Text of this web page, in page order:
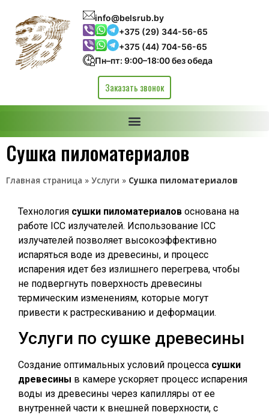
info@belsrub.by
+375 (29) 344-56-65
+375 (44) 704-56-65
Пн–пт: 9:00–18:00 без обеда
Заказать звонок
Сушка пиломатериалов
Главная страница » Услуги » Сушка пиломатериалов
Технология сушки пиломатериалов основана на
работе ICC излучателей. Использование ICC
излучателей позволяет высокоэффективно
испаряться воде из древесины, и процесс
испарения идет без излишнего перегрева, чтобы
не подвергнуть поверхность древесины
термическим изменениям, которые могут
привести к растрескиванию и деформации.
Услуги по сушке древесины
Создание оптимальных условий процесса сушки
древесины в камере ускоряет процесс испарения
воды из древесины через капилляры от ее
внутренней части к внешней поверхности, с